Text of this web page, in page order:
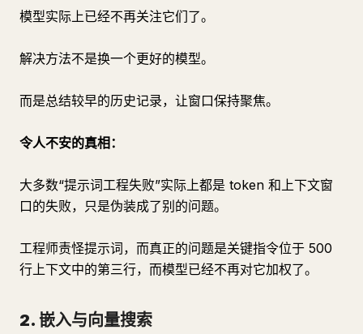
模型实际上已经不再关注它们了。
解决方法不是换一个更好的模型。
而是总结较早的历史记录，让窗口保持聚焦。
令人不安的真相：
大多数“提示词工程失败”实际上都是 token 和上下文窗
口的失败，只是伪装成了别的问题。
工程师责怪提示词，而真正的问题是关键指令位于 500
行上下文中的第三行，而模型已经不再对它加权了。
2. 嵌入与向量搜索